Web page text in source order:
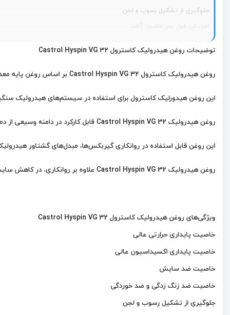
جلوگیری از تشکیل رسوب و لجن
قابلیت فیلتراسیون عالی
پایداری هیدرولیتیکی عالی
توضیحات روغن هیدرولیک کاسترول Castrol Hyspin VG 32
روغن هیدرولیک کاسترول Castrol Hyspin VG 32 بر اساس روغن پایه معدنی بسیار تصفیه شده و مواد افزودنی مهار کننده تولید شده است.
این روغن هیدورلیک کاسترول برای استفاده در سیستم‌های هیدرولیک
روغن هیدرولیک Castrol Hyspin VG 32 قابل کارکرد در دامنه وسیعی از دماها است.
این روغن قابل استفاده در روانکاری گیربکس‌ها، مبدل‌های گشتاور
روغن هیدرولیک Castrol Hyspin VG 32 علاوه بر روانکاری، در کاهش سایش و خوردگی قطعات نقش مهمی دارد.
ویژگی‌های روغن هیدرولیک کاسترول Castrol Hyspin VG 32
خاصیت پایداری حرارتی عالی
خاصیت پایداری اکسیداسیون عالی
خاصیت ضد سایش
خاصیت ضد زنگ زدگی و ضد خوردگی
جلوگیری از تشکیل رسوب و لجن